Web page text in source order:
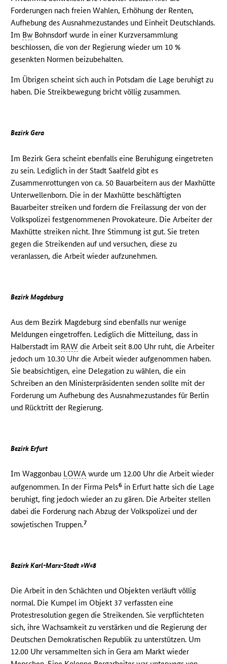
Forderungen nach freien Wahlen, Erhöhung der Renten,
Aufhebung des Ausnahmezustandes und Einheit Deutschlands.
Im Bw Bohnsdorf wurde in einer Kurzversammlung
beschlossen, die von der Regierung wieder um 10 %
gesenkten Normen beizubehalten.
Im Übrigen scheint sich auch in Potsdam die Lage beruhigt zu
haben. Die Streikbewegung bricht völlig zusammen.
Bezirk Gera
Im Bezirk Gera scheint ebenfalls eine Beruhigung eingetreten
zu sein. Lediglich in der Stadt Saalfeld gibt es
Zusammenrottungen von ca. 50 Bauarbeitern aus der Maxhütte
Unterwellenborn. Die in der Maxhütte beschäftigten
Bauarbeiter streiken und fordern die Freilassung der von der
Volkspolizei festgenommenen Provokateure. Die Arbeiter der
Maxhütte streiken nicht. Ihre Stimmung ist gut. Sie treten
gegen die Streikenden auf und versuchen, diese zu
veranlassen, die Arbeit wieder aufzunehmen.
Bezirk Magdeburg
Aus dem Bezirk Magdeburg sind ebenfalls nur wenige
Meldungen eingetroffen. Lediglich die Mitteilung, dass in
Halberstadt im RAW die Arbeit seit 8.00 Uhr ruht, die Arbeiter
jedoch um 10.30 Uhr die Arbeit wieder aufgenommen haben.
Sie beabsichtigen, eine Delegation zu wählen, die ein
Schreiben an den Ministerpräsidenten senden sollte mit der
Forderung um Aufhebung des Ausnahmezustandes für Berlin
und Rücktritt der Regierung.
Bezirk Erfurt
Im Waggonbau LOWA wurde um 12.00 Uhr die Arbeit wieder
aufgenommen. In der Firma Pels6 in Erfurt hatte sich die Lage
beruhigt, fing jedoch wieder an zu gären. Die Arbeiter stellen
dabei die Forderung nach Abzug der Volkspolizei und der
sowjetischen Truppen.7
Bezirk Karl-Marx-Stadt »W«8
Die Arbeit in den Schächten und Objekten verläuft völlig
normal. Die Kumpel im Objekt 37 verfassten eine
Protestresolution gegen die Streikenden. Sie verpflichteten
sich, ihre Wachsamkeit zu verstärken und die Regierung der
Deutschen Demokratischen Republik zu unterstützen. Um
12.00 Uhr versammelten sich in Gera am Markt wieder